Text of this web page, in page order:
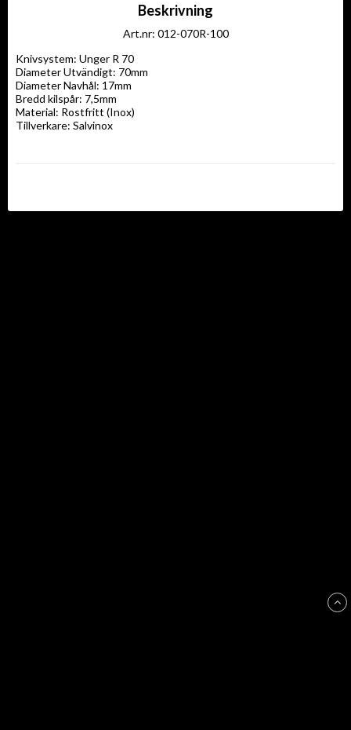
Beskrivning
Art.nr: 012-070R-100
Knivsystem: Unger R 70
Diameter Utvändigt: 70mm
Diameter Navhål: 17mm
Bredd kilspår: 7,5mm
Material: Rostfritt (Inox)
Tillverkare: Salvinox